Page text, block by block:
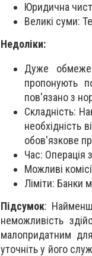
Юридична
Великі суми:
Недоліки:
Дуже
пропонують
пов'язано з
Складність:
необхідність
обов'язкове
Час: Операція
Можливі
Ліміти: Банки
Підсумок: Найменш
неможливість
малопридатним
уточніть у його